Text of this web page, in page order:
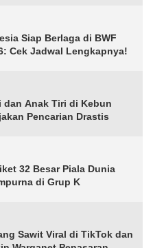
Siap Berlaga di BWF
Cek Jadwal Lengkapnya!
dan Anak Tiri di Kebun
Pencarian Drastis
32 Besar Piala Dunia
di Grup K
Sawit Viral di TikTok dan